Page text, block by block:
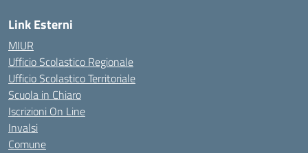
Link Esterni
MIUR
Ufficio Scolastico Regionale
Ufficio Scolastico Territoriale
Scuola in Chiaro
Iscrizioni On Line
Invalsi
Comune